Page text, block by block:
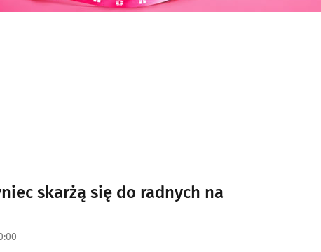
skarżą się do radnych na